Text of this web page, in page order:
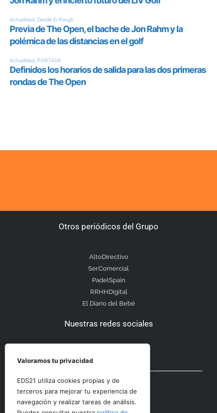
Otros periódicos del Grupo
AltoDirectivo
SerComercial
PadelSpain
RRHHDigital
El Diario del Bebé
Nuestras redes sociales
Otras secciones
Contacto
Valoramos tu privacidad
EDS21 utiliza cookies propias y de
terceros para mejorar tu experiencia de
navegación y realizar tareas de análisis.